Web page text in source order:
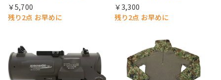
￥5,700
残り2点 お早めに
￥3,300
残り2点 お早めに